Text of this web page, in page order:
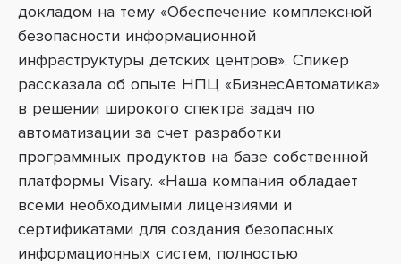
докладом на тему «Обеспечение комплексной
безопасности информационной
инфраструктуры детских центров». Спикер
рассказала об опыте НПЦ «БизнесАвтоматика»
в решении широкого спектра задач по
автоматизации за счет разработки
программных продуктов на базе собственной
платформы Visary. «Наша компания обладает
всеми необходимыми лицензиями и
сертификатами для создания безопасных
информационных систем, полностью